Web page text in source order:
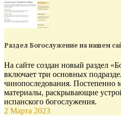
Раздел Богослужение на нашем
На сайте создан новый раздел
включает три основных
чинопоследования. Постепенно
материалы, раскрывающие
испанского богослужения.
2 Марта 2023